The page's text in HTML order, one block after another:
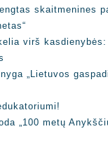
skaitmenines
virš
„Lietuvos
„100 metų